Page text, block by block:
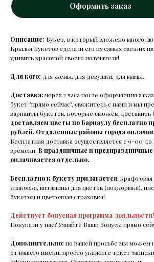
Оформить заказ
Описание: Букет, в который вложено много
Крылья Букетов сделали его из самых свежих
удивить красотой своего получателя!
Для кого: для жены, для девушки, для мамы.
Доставка: через 2 часа после оформления
букет "прямо сейчас", свяжитесь с нами и мы
варианты букетов, которые сможем доставить
доставляем цветы по Барнаулу бесплатно
рублей. Отдаленные районы города
Бесплатная доставка осуществляется с 9-00
времени. В праздничные и
оплачивается отдельно.
Бесплатно к букету прилагается: крафтовая
упаковка, витамины для цветов (подкормка),
букетом и цветочная страховка!
Действует бонусная программа лояльности!
Покупали у нас? Узнайте Ваши бонусы прямо
Дополнительно: по вашей просьбе мы можем
от вашего имени, просто укажите текст